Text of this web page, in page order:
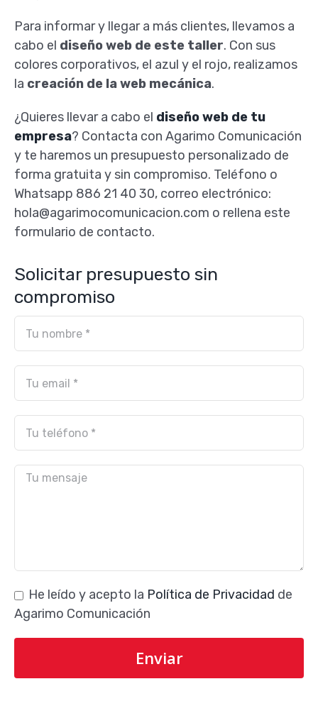
Para informar y llegar a más clientes, llevamos a
cabo el diseño web de este taller. Con sus
colores corporativos, el azul y el rojo, realizamos
la creación de la web mecánica.
¿Quieres llevar a cabo el diseño web de tu
empresa? Contacta con Agarimo Comunicación
y te haremos un presupuesto personalizado de
forma gratuita y sin compromiso. Teléfono o
Whatsapp 886 21 40 30, correo electrónico:
hola@agarimocomunicacion.com o rellena este
formulario de contacto.
Solicitar presupuesto sin
compromiso
He leído y acepto la Política de Privacidad de
Agarimo Comunicación